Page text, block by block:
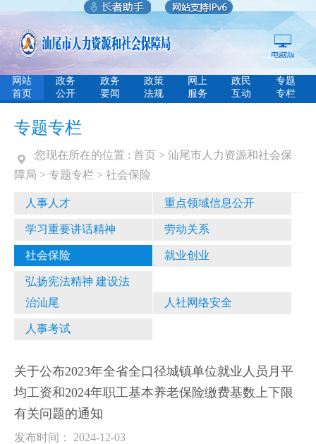
网站
首页
政务
公开
政务
要闻
政策
法规
网上
服务
政民
互动
专题
专栏
专题专栏
您现在所在的位置 : 首页 > 汕尾市人力资源和社会保
障局 > 专题专栏 > 社会保险
人事人才 重点领域信息公开
学习重要讲话精神 劳动关系
社会保险 就业创业
弘扬宪法精神 建设法
治汕尾
人社网络安全
人事考试
关于公布2023年全省全口径城镇单位就业人员月平
均工资和2024年职工基本养老保险缴费基数上下限
有关问题的通知
发布时间： 2024-12-03